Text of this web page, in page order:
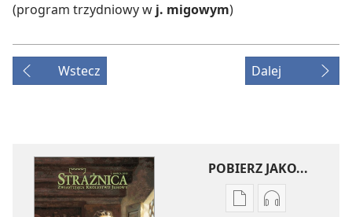
(program trzydniowy w j. migowym)
Wstecz Dalej
POBIERZ JAKO...
UstawieniaUstawienia